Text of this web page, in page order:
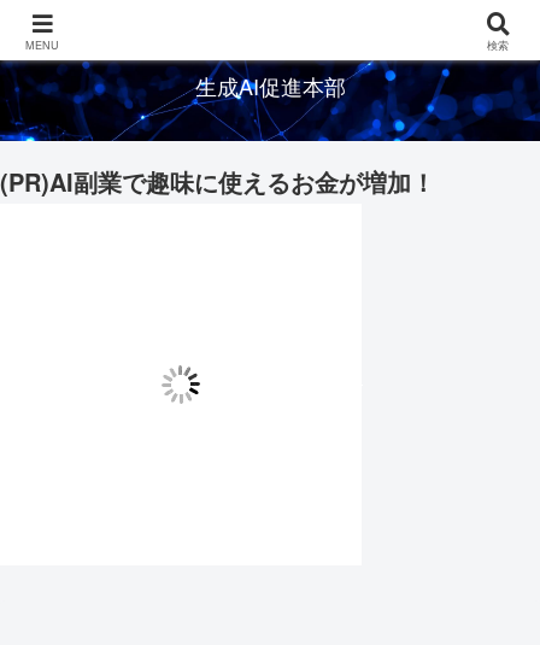
生成AI促進本部
(PR)AI副業で趣味に使えるお金が増加！
MENU 検索